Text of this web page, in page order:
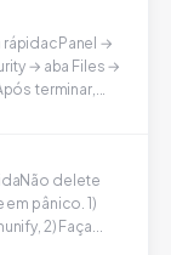
→
→ aba Files →
terminar,...
delete
em pânico. 1)
2) Faça...